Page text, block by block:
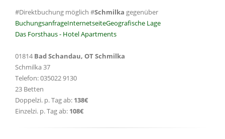
#Direktbuchung möglich #Schmilka gegenüber
BuchungsanfrageInternetseiteGeografische Lage
Das Forsthaus - Hotel Apartments
01814 Bad Schandau, OT Schmilka
Schmilka 37
Telefon: 035022 9130
23 Betten
Doppelzi. p. Tag ab: 138€
Einzelzi. p. Tag ab: 108€